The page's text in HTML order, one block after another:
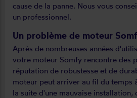
cause de la panne. Nous vous
un professionnel.
Un problème de moteur
Après de nombreuses années
votre moteur Somfy rencontre des
réputation de robustesse et de
moteur peut arriver au fil du temps
la suite d'une mauvaise installation,